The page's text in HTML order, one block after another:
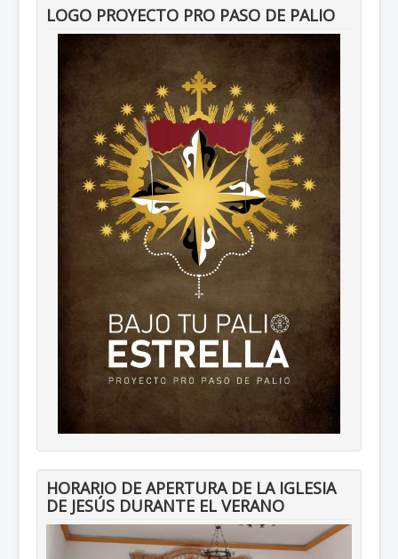
LOGO PROYECTO PRO PASO DE PALIO
HORARIO DE APERTURA DE LA IGLESIA
DE JESÚS DURANTE EL VERANO